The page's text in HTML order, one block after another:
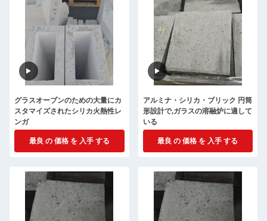
グラスオーブンのための大量にカ
スタマイズされたシリカ火熱性レ
ンガ
最良 の 価格 を 入手 する
アルミナ・シリカ・ブリック 円筒
形設計で,ガラスの溶融炉に適して
いる
最良 の 価格 を 入手 する